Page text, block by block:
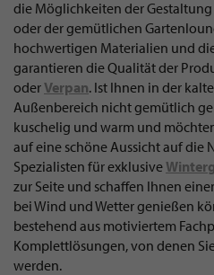
die Möglichkeiten der
oder der gemütlichen
hochwertigen Materialien und
garantieren die Qualität der
oderVerpan. Ist Ihnen in der
Außenbereich nicht gemütlich
kuschelig und warm und
auf eine schöne Aussicht auf die
Spezialisten für exklusive
zur Seite und schaffen Ihnen
bei Wind und Wetter genießen
bestehend aus motiviertem
Komplettlösungen, von denen
werden.